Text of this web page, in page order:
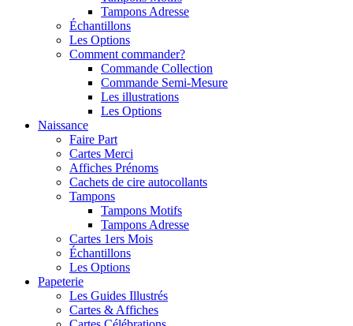
Tampons Adresse
Échantillons
Les Options
Comment commander?
Commande Collection
Commande Semi-Mesure
Les illustrations
Les Options
Naissance
Faire Part
Cartes Merci
Affiches Prénoms
Cachets de cire autocollants
Tampons
Tampons Motifs
Tampons Adresse
Cartes 1ers Mois
Échantillons
Les Options
Papeterie
Les Guides Illustrés
Cartes & Affiches